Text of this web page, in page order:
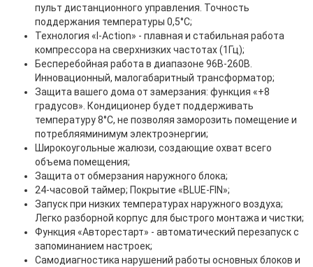
пульт дистанционного управления. Точность
поддержания температуры 0,5°С;
Технология «I-Action» - плавная и стабильная работа
компрессора на сверхнизких частотах (1Гц);
Бесперебойная работа в диапазоне 96В-260В.
Инновационный, малогабаритный трансформатор;
Защита вашего дома от замерзания: функция «+8
градусов». Кондиционер будет поддерживать
температуру 8°С, не позволяя заморозить помещение и
потребляяминимум электроэнергии;
Широкоугольные жалюзи, создающие охват всего
объема помещения;
Защита oт обмерзания наружного блока;
24-часовой таймер; Покрытие «BLUE-FIN»;
Запуск при низких температурах наружного воздуха;
Легко разборной корпус для быстрого монтажа и чистки;
Функция «Авторестарт» - автоматический перезапуск с
запоминанием настроек;
Самодиагностика нарушений работы основных блоков и